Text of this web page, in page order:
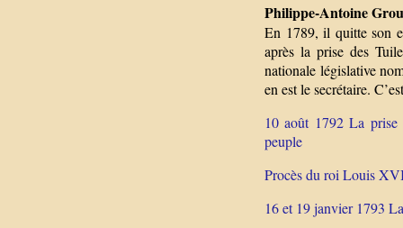
Philippe-Antoine
En 1789, il quitte son
après la prise des
nationale législative
en est le secrétaire.
10 août 1792 La prise
peuple
Procès du roi Louis
16 et 19 janvier 1793